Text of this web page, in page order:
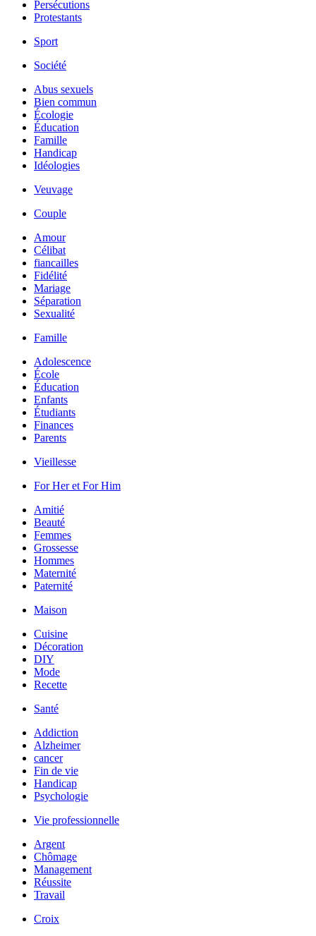
Persécutions
Protestants
Sport
Société
Abus sexuels
Bien commun
Écologie
Éducation
Famille
Handicap
Idéologies
Veuvage
Couple
Amour
Célibat
fiancailles
Fidélité
Mariage
Séparation
Sexualité
Famille
Adolescence
École
Éducation
Enfants
Étudiants
Finances
Parents
Vieillesse
For Her et For Him
Amitié
Beauté
Femmes
Grossesse
Hommes
Maternité
Paternité
Maison
Cuisine
Décoration
DIY
Mode
Recette
Santé
Addiction
Alzheimer
cancer
Fin de vie
Handicap
Psychologie
Vie professionnelle
Argent
Chômage
Management
Réussite
Travail
Croix